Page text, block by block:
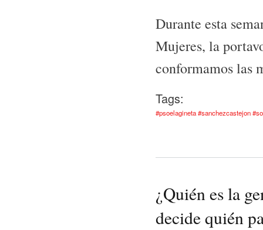
Durante esta
Mujeres, la
conformamos las
Tags:
#psoelagineta #sanchezcastejon
¿Quién es la
decide quién